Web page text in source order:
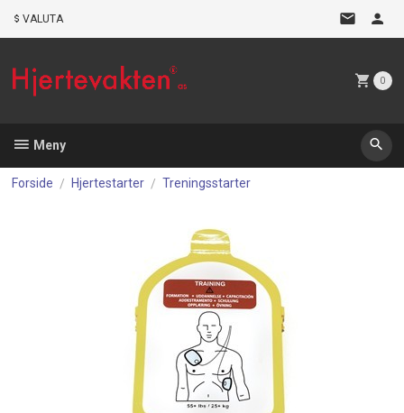
VALUTA
0
Meny
Forside Hjertestarter Treningsstarter